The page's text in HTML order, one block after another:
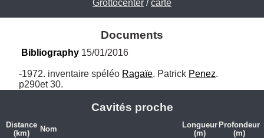
Grottocenter /carte
Documents
Bibliography 15/01/2016
-1972. inventaire spéléo Ragaïe. Patrick Penez.
p290et 30.
Cavités proche
Distance
(km)
Nom
Longueur
(m)
Profondeur
(m)